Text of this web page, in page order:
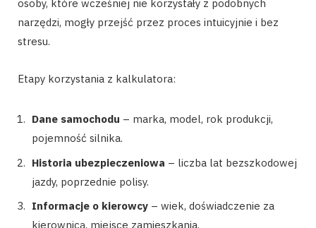
osoby, które wcześniej nie korzystały z podobnych
narzędzi, mogły przejść przez proces intuicyjnie i bez
stresu.
Etapy korzystania z kalkulatora:
Dane samochodu – marka, model, rok produkcji,
pojemność silnika.
Historia ubezpieczeniowa – liczba lat bezszkodowej
jazdy, poprzednie polisy.
Informacje o kierowcy – wiek, doświadczenie za
kierownicą, miejsce zamieszkania.